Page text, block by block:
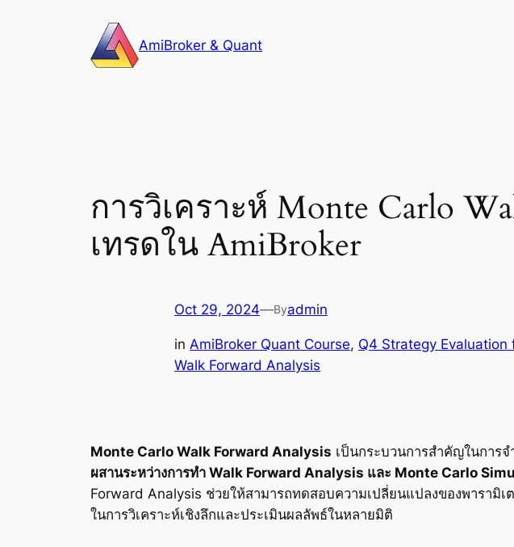
AmiBroker & Quant
การวิเคราะห์ Monte Carlo
เทรดใน AmiBroker
Oct 29, 2024—Byadmin
in AmiBroker Quant Course, Q4 Strategy
Walk Forward Analysis
Monte Carlo Walk Forward Analysis เป็นกระบวนการสำคัญในการ
ผสานระหว่างการทำ Walk Forward Analysis และ Monte Carlo
Forward Analysis ช่วยให้สามารถทดสอบความเปลี่ยนแปลงของพารามิเ
ในการวิเคราะห์เชิงลึกและประเมินผลลัพธ์ในหลายมิติ